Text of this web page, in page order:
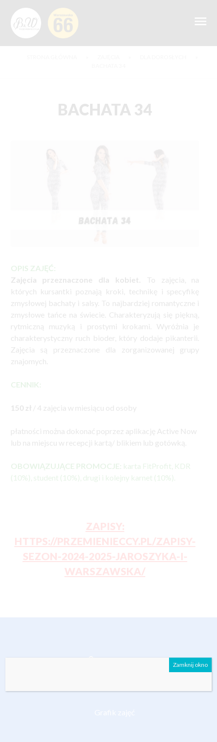
BACHATA 34
OPIS ZAJĘĆ:
Zajęcia przeznaczone dla kobiet. To zajęcia, na
których kursantki poznają kroki, technikę i specyfikę
zmysłowej bachaty i salsy. To najbardziej romantyczne i
zmysłowe tańce na świecie. Charakteryzują się piękną,
rytmiczną muzyką i prostymi krokami. Wyróżnia je
charakterystyczny ruch bioder, który dodaje pikanterii.
Zajęcia są przeznaczone dla zorganizowanej grupy
znajomych.
CENNIK:
150 zł / 4 zajęcia w miesiącu od osoby
płatności można dokonać poprzez aplikację Active Now
lub na miejscu w recepcji kartą/ blikiem lub gotówką.
OBOWIĄZUJĄCE PROMOCJE: karta FitProfit, KDR
(10%), student (10%), drugi i kolejny karnet (10%).
ZAPISY:
HTTPS://PRZEMIENIECCY.PL/ZAPISY-
SEZON-2024-2025-JAROSZYKA-I-
WARSZAWSKA/
Zamknij okno